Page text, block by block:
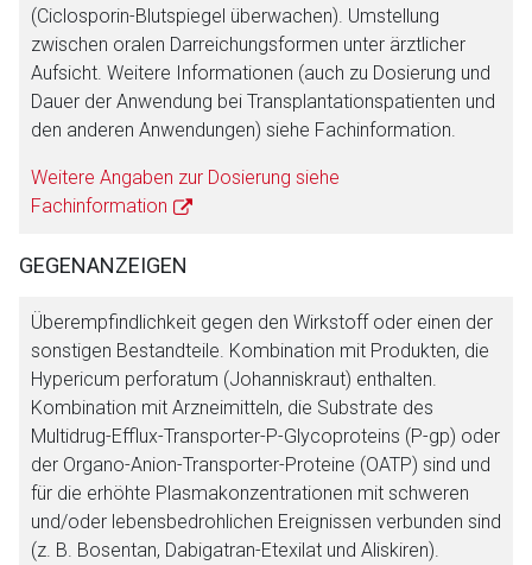
(Ciclosporin-Blutspiegel überwachen). Umstellung
zwischen oralen Darreichungsformen unter ärztlicher
Aufsicht. Weitere Informationen (auch zu Dosierung und
Dauer der Anwendung bei Transplantationspatienten und
den anderen Anwendungen) siehe Fachinformation.
Weitere Angaben zur Dosierung siehe
Fachinformation
GEGENANZEIGEN
Überempfindlichkeit gegen den Wirkstoff oder einen der
sonstigen Bestandteile. Kombination mit Produkten, die
Hypericum perforatum (Johanniskraut) enthalten.
Kombination mit Arzneimitteln, die Substrate des
Multidrug-Efflux-Transporter-P-Glycoproteins (P-gp) oder
der Organo-Anion-Transporter-Proteine (OATP) sind und
für die erhöhte Plasmakonzentrationen mit schweren
und/oder lebensbedrohlichen Ereignissen verbunden sind
(z. B. Bosentan, Dabigatran-Etexilat und Aliskiren).